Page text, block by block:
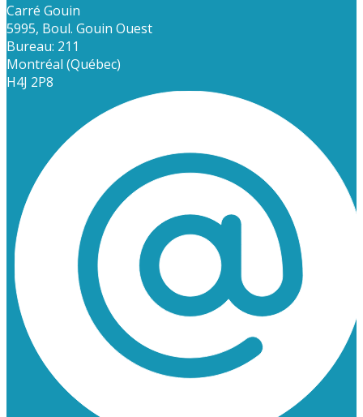
Carré Gouin
5995, Boul. Gouin Ouest
Bureau: 211
Montréal (Québec)
H4J 2P8